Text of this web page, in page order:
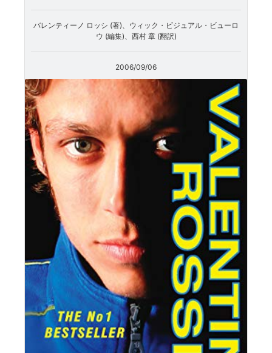
バレンティーノ ロッシ (著)、ウィック・ビジュアル・ビューロ
ウ (編集)、西村 章 (翻訳)
2006/09/06